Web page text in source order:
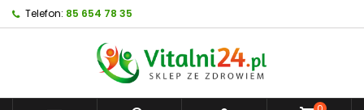
Telefon: 85 654 78 35